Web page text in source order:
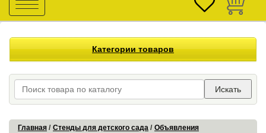
Toggle
navigation
Категории товаров
Искать
Главная Стенды для детского сада Объявления